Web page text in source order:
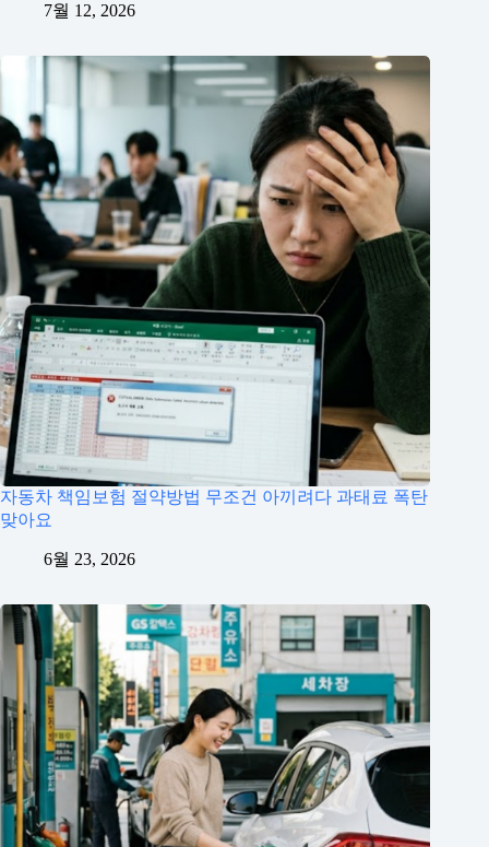
7월 12, 2026
자동차 책임보험 절약방법 무조건 아끼려다 과태료 폭탄
맞아요
6월 23, 2026